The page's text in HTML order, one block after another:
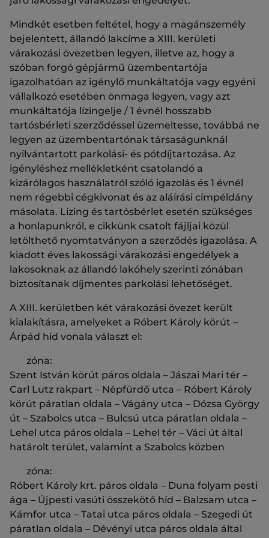
Mindkét esetben feltétel, hogy a magánszemély
bejelentett, állandó lakcíme a XIII. kerületi
várakozási övezetben legyen, illetve az, hogy a
szóban forgó gépjármű üzembentartója
igazolhatóan az igénylő munkáltatója vagy egyéni
vállalkozó esetében önmaga legyen, vagy azt
munkáltatója lízingelje / 1 évnél hosszabb
tartósbérleti szerződéssel üzemeltesse, továbbá ne
legyen az üzembentartónak társaságunknál
nyilvántartott parkolási- és pótdíjtartozása. Az
igényléshez mellékletként csatolandó a
kizárólagos használatról szóló igazolás és 1 évnél
nem régebbi cégkivonat és az aláírási címpéldány
másolata. Lízing és tartósbérlet esetén szükséges
a honlapunkról, e cikkünk csatolt fájljai közül
letölthető nyomtatványon a szerződés igazolása. A
kiadott éves lakossági várakozási engedélyek a
lakosoknak az állandó lakóhely szerinti zónában
biztosítanak díjmentes parkolási lehetőséget.
A XIII. kerületben két várakozási övezet került
kialakításra, amelyeket a Róbert Károly körút –
Árpád híd vonala választ el:
zóna:
Szent István körút páros oldala – Jászai Mari tér –
Carl Lutz rakpart – Népfürdő utca – Róbert Károly
körút páratlan oldala – Vágány utca – Dózsa György
út – Szabolcs utca – Bulcsú utca páratlan oldala –
Lehel utca páros oldala – Lehel tér – Váci út által
határolt terület, valamint a Szabolcs közben
zóna:
Róbert Károly krt. páros oldala – Duna folyam pesti
ága – Újpesti vasúti összekötő híd – Balzsam utca –
Kámfor utca – Tatai utca páros oldala – Szegedi út
páratlan oldala – Dévényi utca páros oldala által